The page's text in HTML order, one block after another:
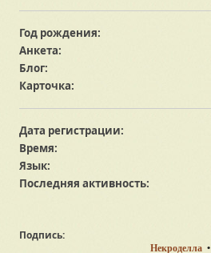
Год рождения:
Анкета:
Блог:
Карточка:
Дата регистрации:
Время:
Язык:
Последняя активность:
Подпись:
Некроделла•